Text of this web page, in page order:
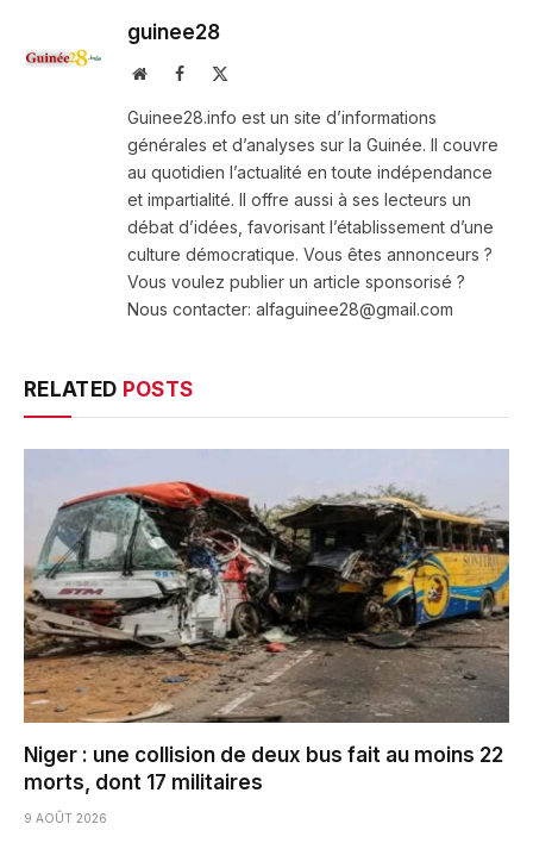
guinee28
WebsiteFacebook
Guinee28.info est un site d’informations
générales et d’analyses sur la Guinée. Il couvre
au quotidien l’actualité en toute indépendance
et impartialité. Il offre aussi à ses lecteurs un
débat d’idées, favorisant l’établissement d’une
culture démocratique. Vous êtes annonceurs ?
Vous voulez publier un article sponsorisé ?
Nous contacter: alfaguinee28@gmail.com
RELATED POSTS
Niger : une collision de deux bus fait au moins 22
morts, dont 17 militaires
9 AOÛT 2026